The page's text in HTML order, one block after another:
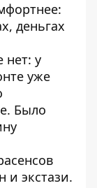
деньгах
нет: у
уже
Было
и экстази.